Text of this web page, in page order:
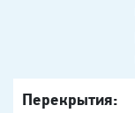
Перекрытия: